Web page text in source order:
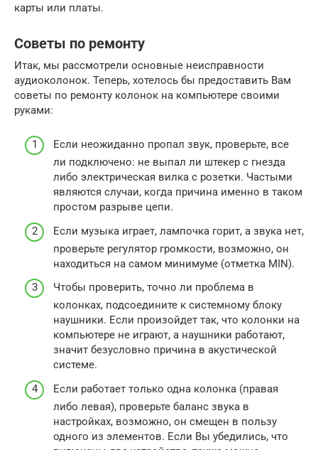
карты или платы.
Советы по ремонту
Итак, мы рассмотрели основные неисправности
аудиоколонок. Теперь, хотелось бы предоставить Вам
советы по ремонту колонок на компьютере своими
руками:
Если неожиданно пропал звук, проверьте, все
ли подключено: не выпал ли штекер с гнезда
либо электрическая вилка с розетки. Частыми
являются случаи, когда причина именно в таком
простом разрыве цепи.
Если музыка играет, лампочка горит, а звука нет,
проверьте регулятор громкости, возможно, он
находиться на самом минимуме (отметка MIN).
Чтобы проверить, точно ли проблема в
колонках, подсоедините к системному блоку
наушники. Если произойдет так, что колонки на
компьютере не играют, а наушники работают,
значит безусловно причина в акустической
системе.
Если работает только одна колонка (правая
либо левая), проверьте баланс звука в
настройках, возможно, он смещен в пользу
одного из элементов. Если Вы убедились, что